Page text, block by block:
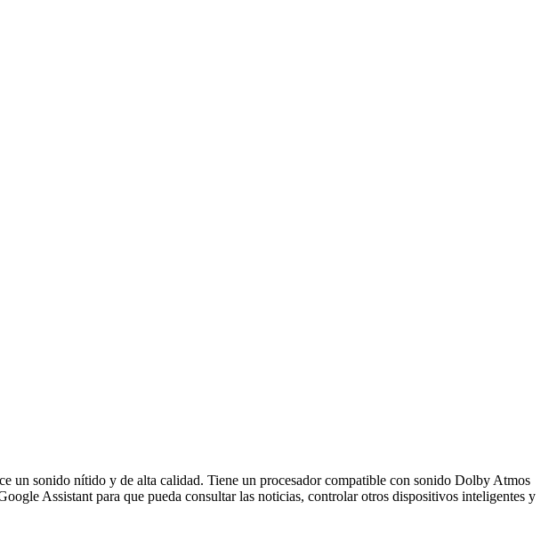
un sonido nítido y de alta calidad. Tiene un procesador compatible con sonido Dolby Atmos
Assistant para que pueda consultar las noticias, controlar otros dispositivos inteligentes y